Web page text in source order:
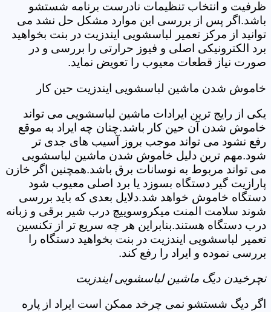
ظرفیت و انتخاب تنظیمات نادرست برنامه شستشو
باشد.اگر پس از بررسی این موارد مشکل حل نشد می
توانید از مرکز تعمیر لباسشویی ایندزیت در بنت بخواهید
برد الکترونیکی اصلی و فیوز حرارتی را بررسی و در
صورت نیاز قطعات معیوب را تعویض نماید.
خاموش شدن ماشین لباسشویی ایندزیت حین کار
یکی از رایج ترین ایرادات ماشین لباسشویی می تواند
خاموش شدن آن حین کار باشد.چنان چه ایراد به موقع
رفع نشود می تواند موجب بروز آسیب های جدی تر
شود.مهم ترین دلیل خاموش شدن ماشین لباسشویی
می تواند مربوط به نوسانات برق باشد.همچنین اگر خازن
پارازیت گیر دستگاه بسوزد یا برد اصلی معیوب شود
دستگاه خاموش خواهد شد.دلایل بعدی که باید بررسی
شوند سلامت المنت میکروسوییچ درب شیر برقی و زبانه
درب دستگاه هستند.بنابراین هر چه سریع تر از تکنسین
تعمیر لباسشویی ایندزیت در بنت بخواهید دستگاه را
بررسی نموده و ایراد را رفع کند.
نچرخیدن دیگ ماشین لباسشویی ایندزیت
اگر دیگ شستشو نمی چرخد ممکن است ایراد از پاره